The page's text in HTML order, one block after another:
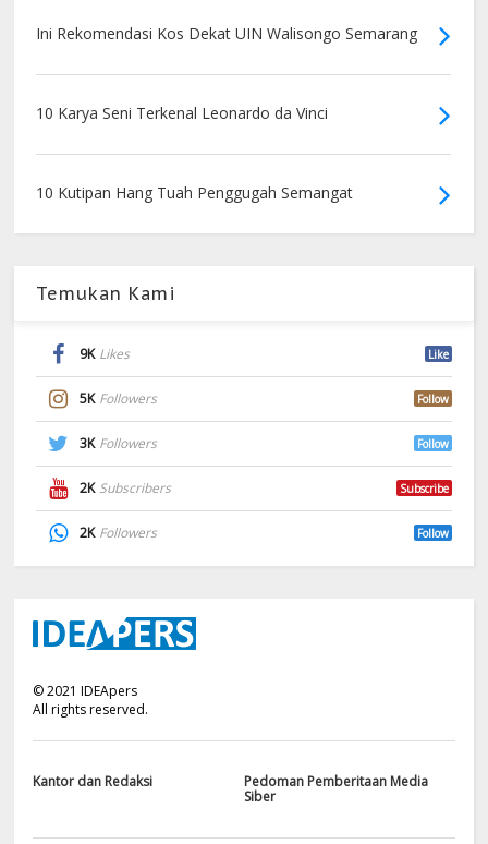
Ini Rekomendasi Kos Dekat UIN Walisongo Semarang
10 Karya Seni Terkenal Leonardo da Vinci
10 Kutipan Hang Tuah Penggugah Semangat
Temukan Kami
9K Likes Like
5K Followers Follow
3K Followers Follow
2K Subscribers Subscribe
2K Followers Follow
©2021 IDEApers
All rights reserved.
Kantor dan Redaksi
Pedoman Pemberitaan Media
Siber